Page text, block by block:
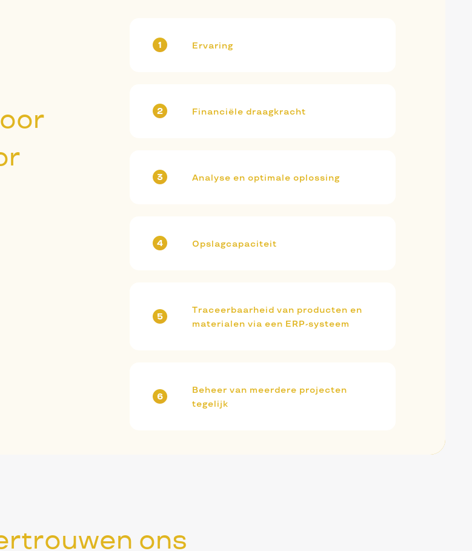
Ervaring
Financiële draagkracht
Analyse en optimale oplossing
Opslagcapaciteit
Traceerbaarheid van producten en
materialen via een ERP-systeem
Beheer van meerdere projecten
tegelijk
ons